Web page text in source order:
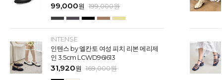
99,000원 199,000원
INTENSE
인텐스 by 엘칸토 여성 피치 리본 메리제
인 3.5cm LCWD96I613
31,920원 169,000원